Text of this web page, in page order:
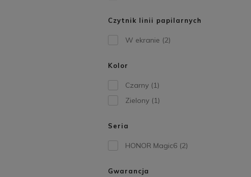
Czytnik linii papilarnych
W ekranie (2)
Kolor
Czarny (1)
Zielony (1)
Seria
HONOR Magic6 (2)
Gwarancja